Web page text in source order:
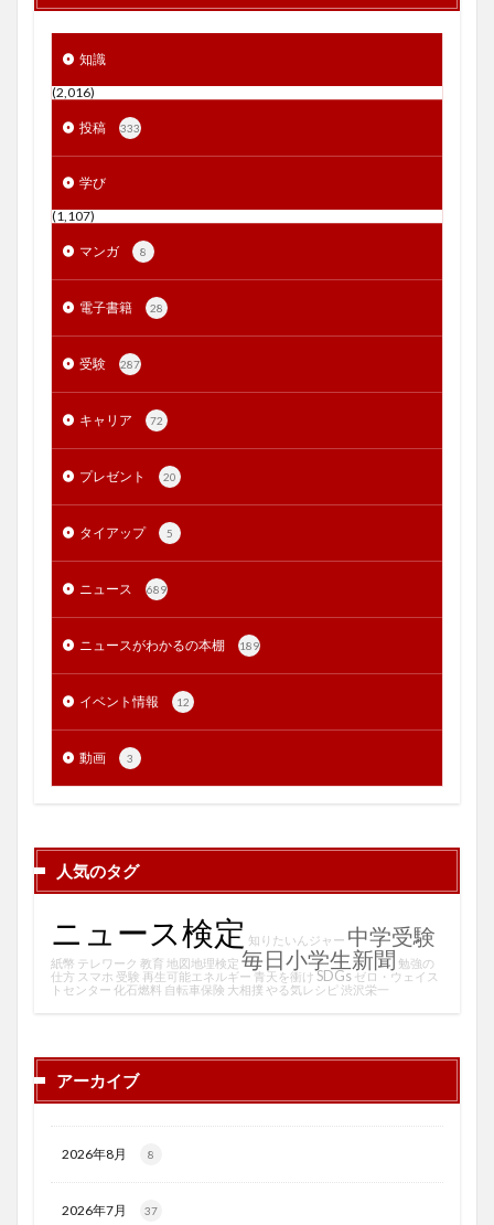
知識
(2,016)
投稿 333
学び
(1,107)
マンガ 8
電子書籍 28
受験 287
キャリア 72
プレゼント 20
タイアップ 5
ニュース 689
ニュースがわかるの本棚 189
イベント情報 12
動画 3
人気のタグ
ニュース検定 知りたいんジャー 中学受験
紙幣 テレワーク 教育 地図地理検定 毎日小学生新聞 勉強の
仕方 スマホ 受験 再生可能エネルギー 青天を衝け SDGs ゼロ・ウェイス
トセンター 化石燃料 自転車保険 大相撲 やる気レシピ 渋沢栄一
アーカイブ
2026年8月 8
2026年7月 37